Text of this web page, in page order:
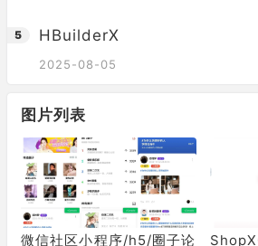
HBuilderX
2025-08-05
图片列表
微信社区小程序/h5/圈子论